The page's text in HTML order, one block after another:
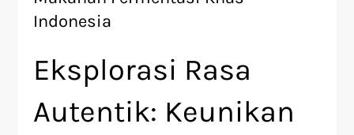
Indonesia
Eksplorasi Rasa
Autentik: Keunikan